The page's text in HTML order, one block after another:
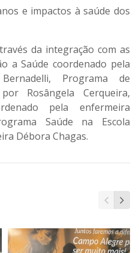
e impactos à saúde dos
da integração com as
a Saúde coordenado pela
Programa de
Rosângela Cerqueira,
pela enfermeira
Saúde na Escola
Débora Chagas.